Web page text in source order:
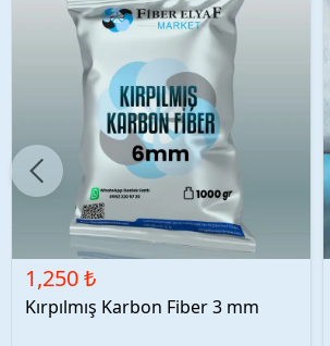
1,250 ₺
Kırpılmış Karbon Fiber 3 mm